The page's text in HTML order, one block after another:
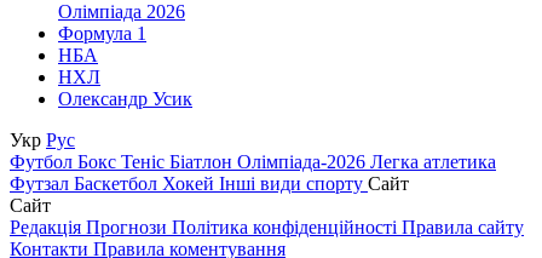
Олімпіада 2026
Формула 1
НБА
НХЛ
Олександр Усик
Укр Рус
Футбол Бокс Теніс Біатлон Олімпіада-2026 Легка атлетика
Футзал Баскетбол Хокей Інші види спорту Сайт
Сайт
Редакція Прогнози Політика конфіденційності Правила сайту
Контакти Правила коментування